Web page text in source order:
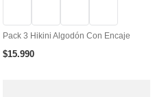
Pack 3 Hikini Algodón Con Encaje
$15.990